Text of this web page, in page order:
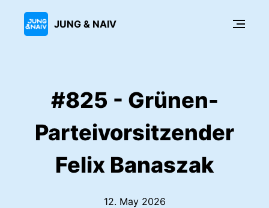
JUNG & NAIV
#825 - Grünen-
Parteivorsitzender
Felix Banaszak
12. May 2026